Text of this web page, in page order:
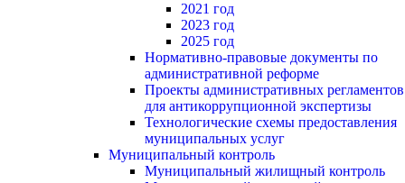
2021 год
2023 год
2025 год
Нормативно-правовые документы по
административной реформе
Проекты административных регламентов
для антикоррупционной экспертизы
Технологические схемы предоставления
муниципальных услуг
Муниципальный контроль
Муниципальный жилищный контроль